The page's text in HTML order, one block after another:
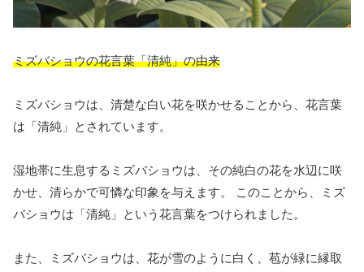
ミズバショウの花言葉「清純」の由来
ミズバショウは、清楚な白い花を咲かせることから、花言葉
は「清純」とされています。
湿地帯に生息するミズバショウは、その純白の花を水辺に咲
かせ、清らかで可憐な印象を与えます。 このことから、ミズ
バショウは「清純」という花言葉をつけられました。
また、ミズバショウは、花が雪のように白く、苞が緑に縁取